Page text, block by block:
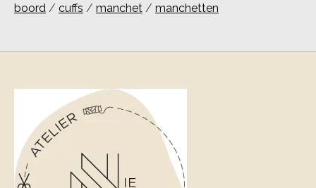
boord / cuffs / manchet / manchetten